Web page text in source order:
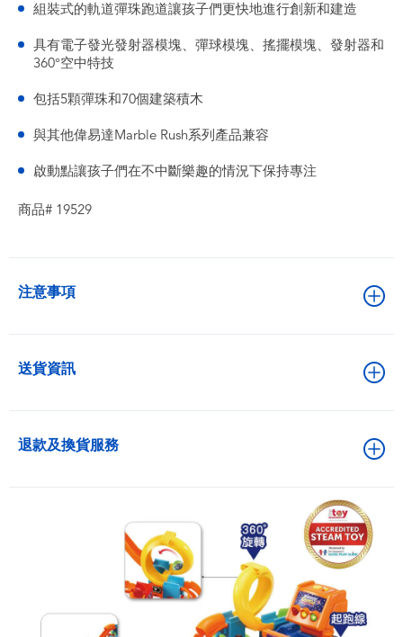
組裝式的軌道彈珠跑道讓孩子們更快地進行創新和建造
具有電子發光發射器模塊、彈球模塊、搖擺模塊、發射器和
360°空中特技
包括5顆彈珠和70個建築積木
與其他偉易達Marble Rush系列產品兼容
啟動點讓孩子們在不中斷樂趣的情況下保持專注
商品# 19529
注意事項
送貨資訊
退款及換貨服務